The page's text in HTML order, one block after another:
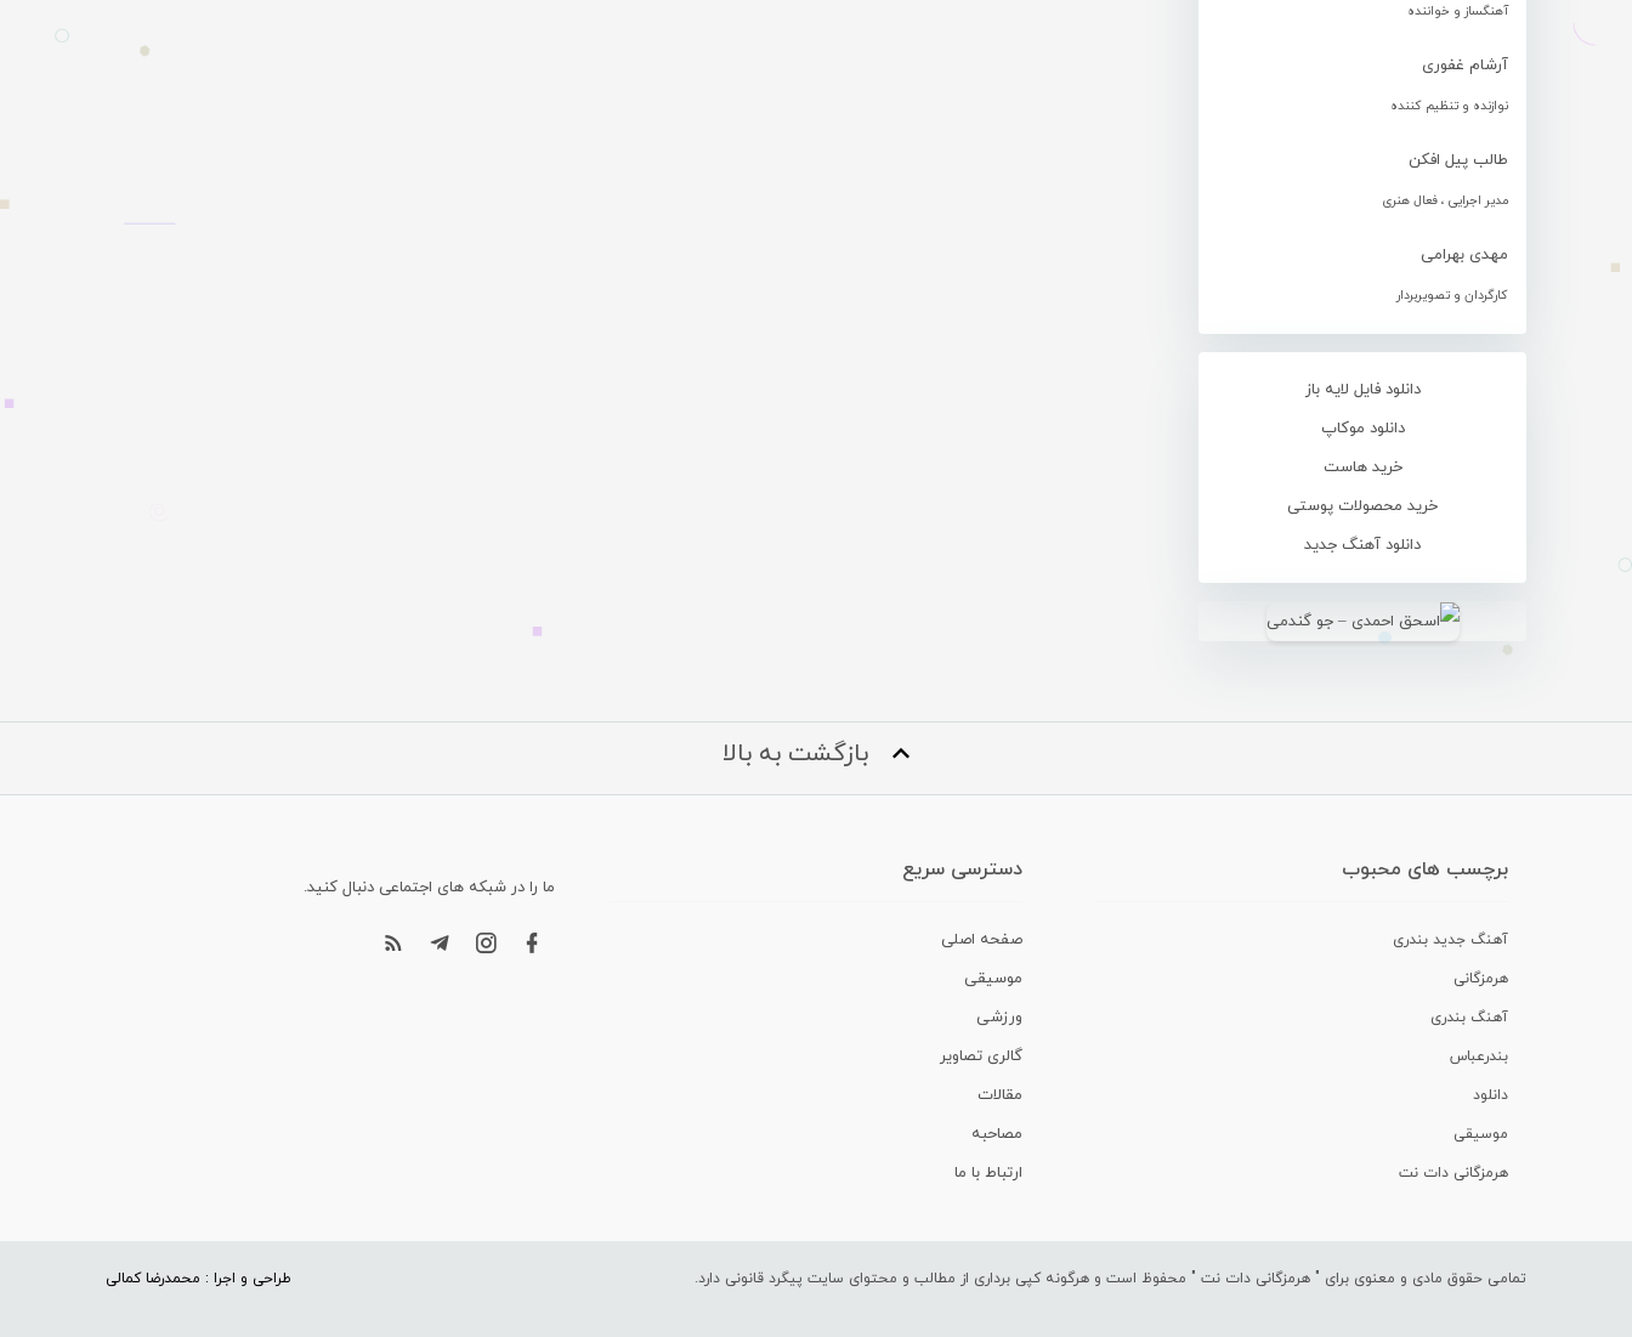
آهنگساز و خواننده
آرشام غفوری
نوازنده و تنظیم کننده
طالب پیل افکن
مدیر اجرایی ، فعال هنری
مهدی بهرامی
کارگردان و تصویربردار
دانلود فایل لایه باز
دانلود موکاپ
خرید هاست
خرید محصولات پوستی
دانلود آهنگ جدید
بازگشت به بالا
برچسب های محبوب
آهنگ جدید بندری
هرمزگانی
آهنگ بندری
بندرعباس
دانلود
موسیقی
هرمزگانی دات نت
دسترسی سریع
صفحه اصلی
موسیقی
ورزشی
گالری تصاویر
مقالات
مصاحبه
ارتباط با ما
ما را در شبکه های اجتماعی دنبال کنید.
تمامی حقوق مادی و معنوی برای " هرمزگانی دات نت " محفوظ است و هرگونه کپی برداری از مطالب و محتوای سایت پیگرد قانونی دارد. طراحی و اجرا : محمدرضا کمالی